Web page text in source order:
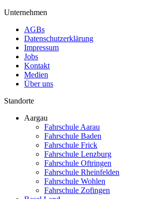
Unternehmen
AGBs
Datenschutzerklärung
Impressum
Jobs
Kontakt
Medien
Über uns
Standorte
Aargau
Fahrschule Aarau
Fahrschule Baden
Fahrschule Frick
Fahrschule Lenzburg
Fahrschule Oftringen
Fahrschule Rheinfelden
Fahrschule Wohlen
Fahrschule Zofingen